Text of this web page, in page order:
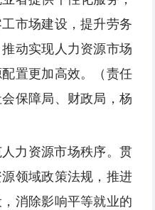
市场建设，提升劳务
动实现人力资源市场
置更加高效。（责任
保障局、财政局，杨
人力资源市场秩序。贯
领域政策法规，推进
消除影响平等就业的